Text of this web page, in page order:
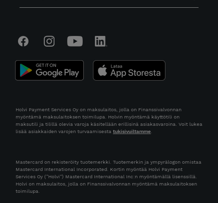
Holvi Payment Services Oy on maksulaitos, jolla on Finanssivalvonnan
myöntämä maksulaitoksen toimilupa. Holvin myöntämä käyttötili on
maksutili ja tilillä olevia varoja käsitellään erillisinä asiakasvaroina. Voit lukea
lisää asiakkaiden varojen turvaamisesta tukisivuiltamme
Mastercard on rekisteröity tuotemerkki. Tuotemerkin ja ympyrälogon omistaa
Mastercard International Incorporated. Kortin myöntää Holvi Payment
Services Oy (“Holvi”) Mastercard International Inc:n myöntämällä lisenssillä.
Holvi on maksulaitos, jolla on Finanssivalvonnan myöntämä maksulaitoksen
toimilupa.